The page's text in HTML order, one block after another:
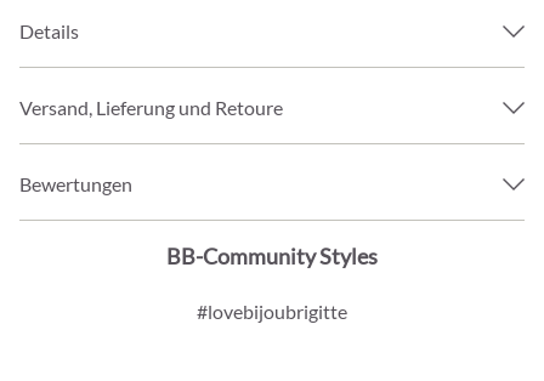
Details
Versand, Lieferung und Retoure
Bewertungen
BB-Community Styles
#lovebijoubrigitte